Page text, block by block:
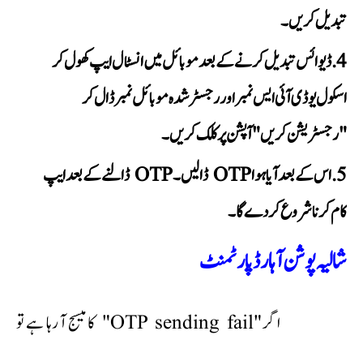
تبدیل کریں۔
ڈیوائس تبدیل کرنے کے بعد موبائل میں انسٹال ایپ کھول کر
اسکول یو ڈی آئی ایس نمبر اور رجسٹر شدہ موبائل نمبر ڈال کر
"رجسٹریشن کریں" آپشن پر کلک کریں۔
اس کے بعد آیا ہوا OTP ڈالیں۔ OTP ڈالنے کے بعد ایپ
کام کرنا شروع کر دے گا۔
شالیہ پوشن آہار ڈپارٹمنٹ
اگر "OTP sending fail" کا میسج آ رہا ہے تو